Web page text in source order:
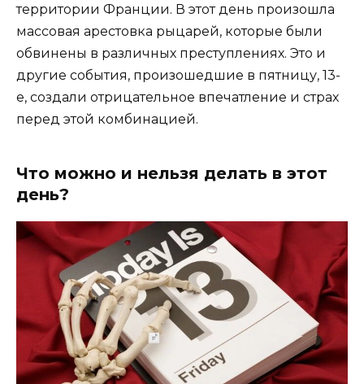
территории Франции. В этот день произошла
массовая арестовка рыцарей, которые были
обвинены в различных преступлениях. Это и
другие события, произошедшие в пятницу, 13-
е, создали отрицательное впечатление и страх
перед этой комбинацией.
Что можно и нельзя делать в этот
день?